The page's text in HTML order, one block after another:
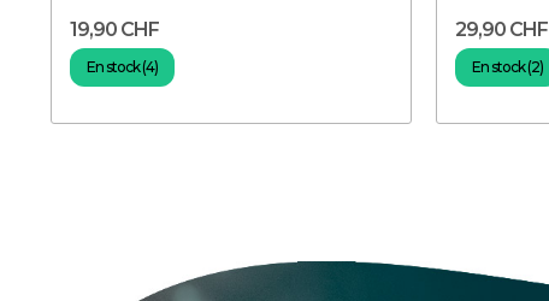
19,90 CHF
En stock (4)
29,90 CHF
En stock (2)